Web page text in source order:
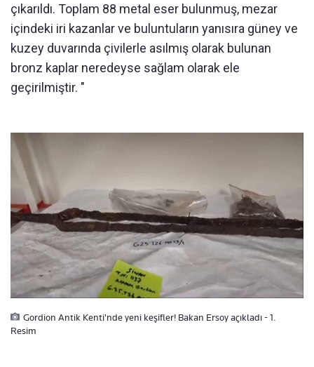
çıkarıldı. Toplam 88 metal eser bulunmuş, mezar
içindeki iri kazanlar ve buluntuların yanısıra güney ve
kuzey duvarında çivilerle asılmış olarak bulunan
bronz kaplar neredeyse sağlam olarak ele
geçirilmiştir. "
Gordion Antik Kenti'nde yeni keşifler! Bakan Ersoy açıkladı - 1.
Resim